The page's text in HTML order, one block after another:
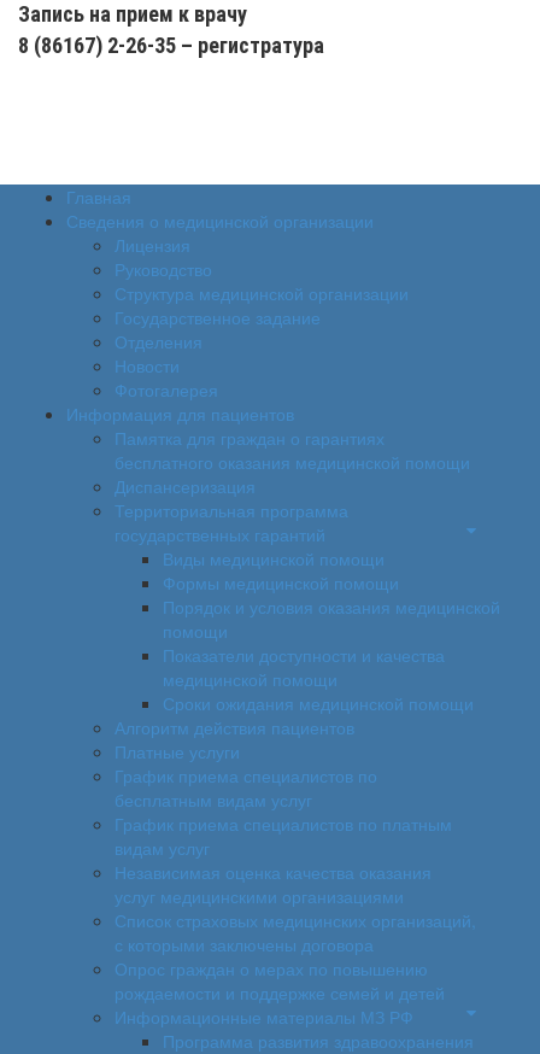
Запись на прием к врачу
8 (86167) 2-26-35 – регистратура
Главная
Сведения о медицинской организации
Лицензия
Руководство
Структура медицинской организации
Государственное задание
Отделения
Новости
Фотогалерея
Информация для пациентов
Памятка для граждан о гарантиях
бесплатного оказания медицинской помощи
Диспансеризация
Территориальная программа
государственных гарантий
Виды медицинской помощи
Формы медицинской помощи
Порядок и условия оказания медицинской
помощи
Показатели доступности и качества
медицинской помощи
Сроки ожидания медицинской помощи
Алгоритм действия пациентов
Платные услуги
График приема специалистов по
бесплатным видам услуг
График приема специалистов по платным
видам услуг
Независимая оценка качества оказания
услуг медицинскими организациями
Список страховых медицинских организаций,
с которыми заключены договора
Опрос граждан о мерах по повышению
рождаемости и поддержке семей и детей
Информационные материалы МЗ РФ
Программа развития здравоохранения